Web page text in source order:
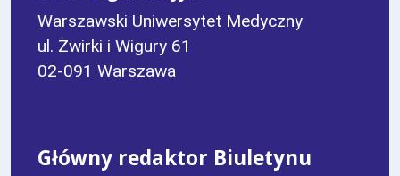
Warszawski Uniwersytet Medyczny
ul. Żwirki i Wigury 61
02-091 Warszawa
Główny redaktor Biuletynu